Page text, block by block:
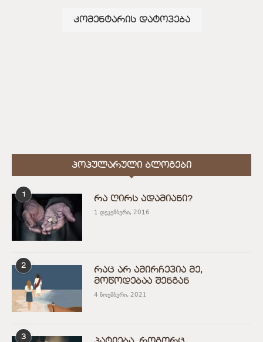
ᲞᲝᲞᲣᲚᲐᲠᲣᲚᲘ ᲑᲚᲝᲒᲔᲑᲘ
1
რა ღირს ადამიანი?
1 დეკემბერი, 2016
2
რაც არ ამირჩევია მე,
მოწოდებაა შენგან
4 ნოემბერი, 2021
3